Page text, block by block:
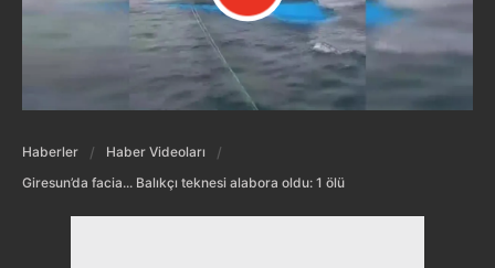
Haberler
Haber Videoları
Giresun’da facia... Balıkçı teknesi alabora oldu: 1 ölü